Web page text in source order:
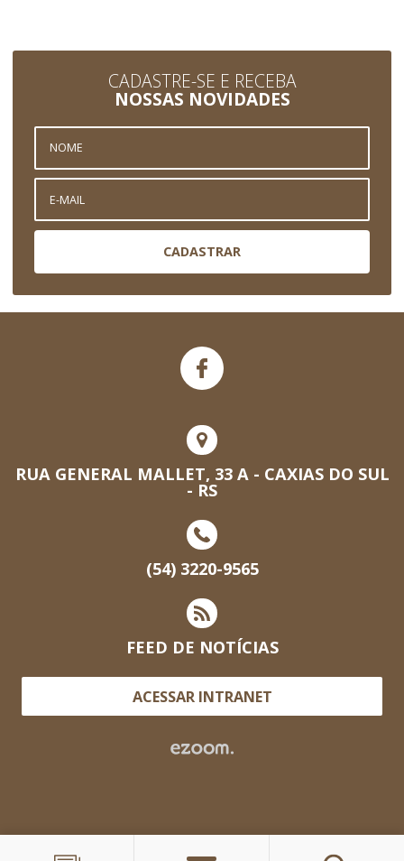
CADASTRE-SE E RECEBA
NOSSAS NOVIDADES
CADASTRAR
RUA GENERAL MALLET, 33 A - CAXIAS DO SUL
- RS
(54) 3220-9565
FEED DE NOTÍCIAS
ACESSAR INTRANET